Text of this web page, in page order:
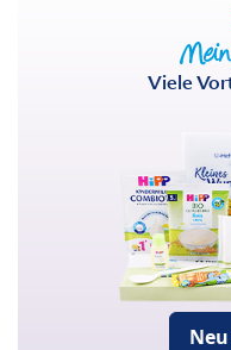
Viele